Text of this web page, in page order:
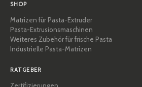
SHOP
Matrizen für Pasta-Extruder
Pasta-Extrusionsmaschinen
Weiteres Zubehör für frische Pasta
Industrielle Pasta-Matrizen
RATGEBER